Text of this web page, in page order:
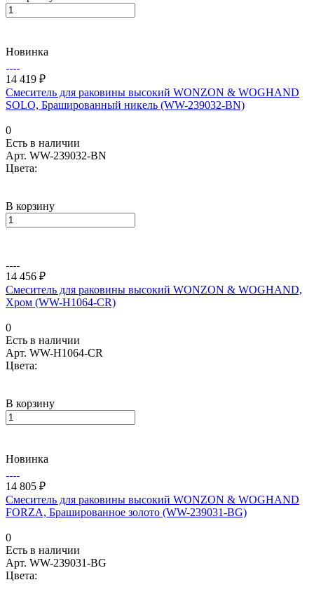
Новинка
14 419 ₽
Смеситель для раковины высокий WONZON & WOGHAND
SOLO, Брашированный никель (WW-239032-BN)
0
Есть в наличии
Арт. WW-239032-BN
Цвета:
В корзину
14 456 ₽
Смеситель для раковины высокий WONZON & WOGHAND,
Хром (WW-H1064-CR)
0
Есть в наличии
Арт. WW-H1064-CR
Цвета:
В корзину
Новинка
14 805 ₽
Смеситель для раковины высокий WONZON & WOGHAND
FORZA, Брашированное золото (WW-239031-BG)
0
Есть в наличии
Арт. WW-239031-BG
Цвета: